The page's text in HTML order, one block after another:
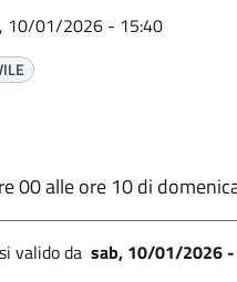
10/01/2026 - 15:40
00 alle ore 10 di
validoda sab, 10/01/2026